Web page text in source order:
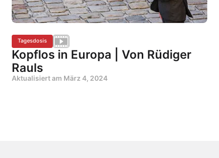
Tagesdosis
Kopflos in Europa | Von Rüdiger
Rauls
Aktualisiert am März 4, 2024